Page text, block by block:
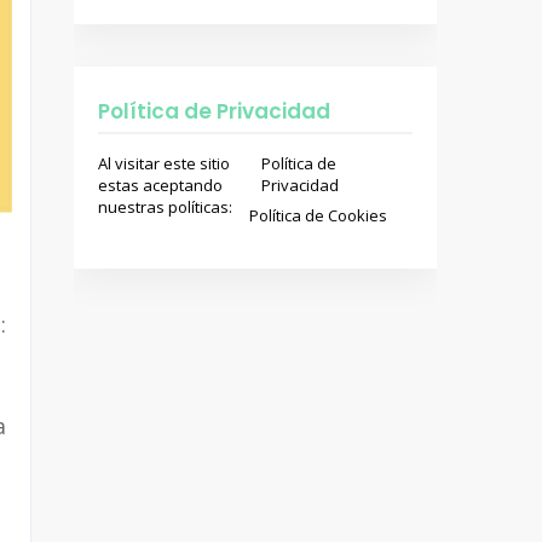
Política de Privacidad
Al visitar este sitio
estas aceptando
nuestras políticas:
Política de
Privacidad
Política de Cookies